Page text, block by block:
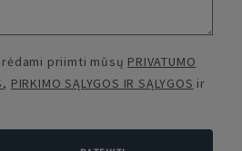
priimti mūsų PRIVATUMO
, PIRKIMO SĄLYGOS IR SĄLYGOS ir